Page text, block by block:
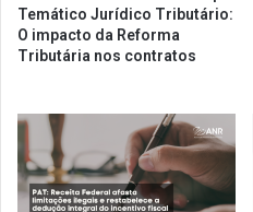
Temático Jurídico Tributário:
O impacto da Reforma
Tributária nos contratos